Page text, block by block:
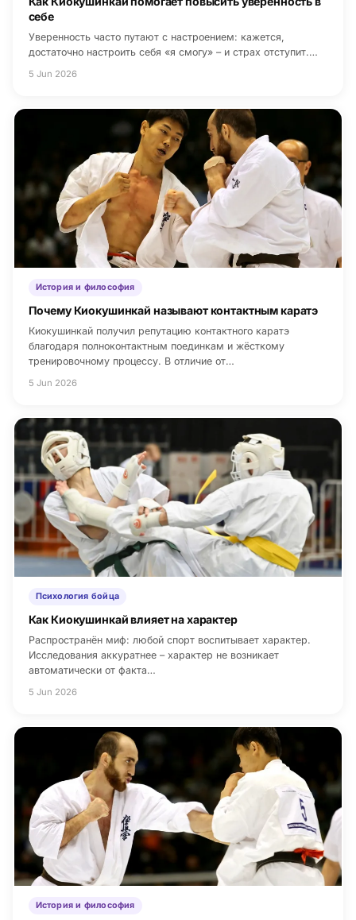
себе
Уверенность часто путают с настроением: кажется,
достаточно настроить себя «я смогу» – и страх отступит.…
5 Jun 2026
История и философия
Почему Киокушинкай называют контактным каратэ
Киокушинкай получил репутацию контактного каратэ
благодаря полноконтактным поединкам и жёсткому
тренировочному процессу. В отличие от…
5 Jun 2026
Психология бойца
Как Киокушинкай влияет на характер
Распространён миф: любой спорт воспитывает характер.
Исследования аккуратнее – характер не возникает
автоматически от факта…
5 Jun 2026
История и философия